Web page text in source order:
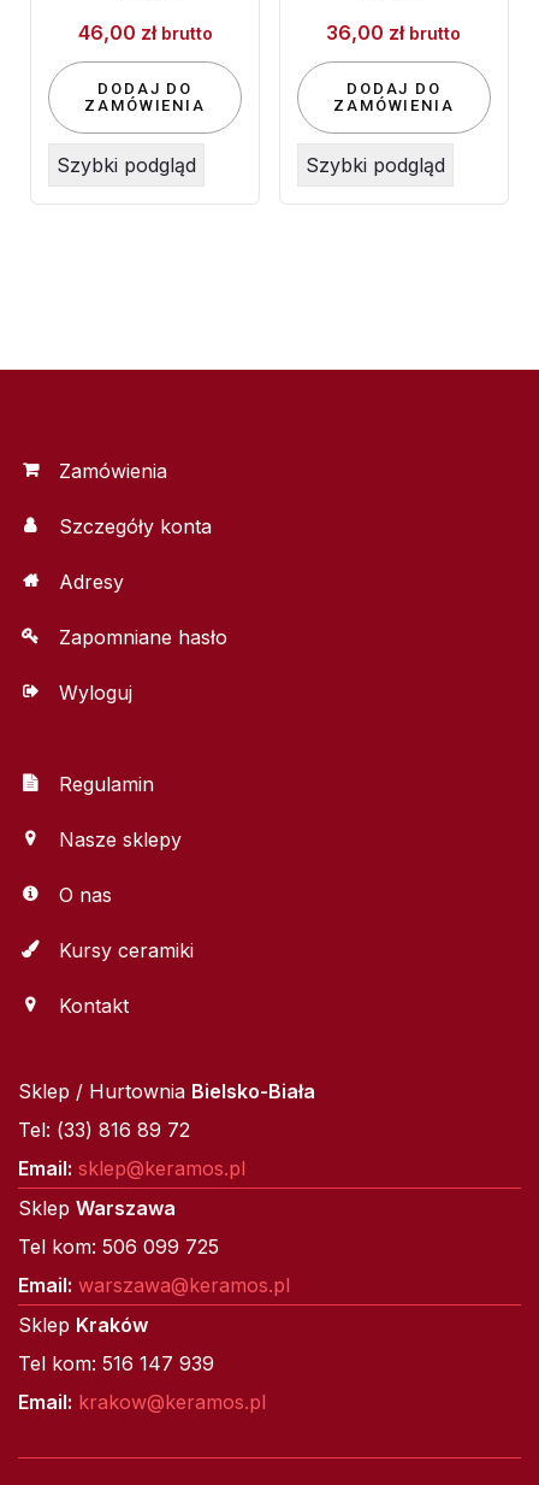
46,00 zł brutto
DODAJ DO
ZAMÓWIENIA
Szybki podgląd
36,00 zł brutto
DODAJ DO
ZAMÓWIENIA
Szybki podgląd
Zamówienia
Szczegóły konta
Adresy
Zapomniane hasło
Wyloguj
Regulamin
Nasze sklepy
O nas
Kursy ceramiki
Kontakt
Sklep / Hurtownia Bielsko-Biała
Tel: (33) 816 89 72
Email: sklep@keramos.pl
Sklep Warszawa
Tel kom: 506 099 725
Email: warszawa@keramos.pl
Sklep Kraków
Tel kom: 516 147 939
Email: krakow@keramos.pl